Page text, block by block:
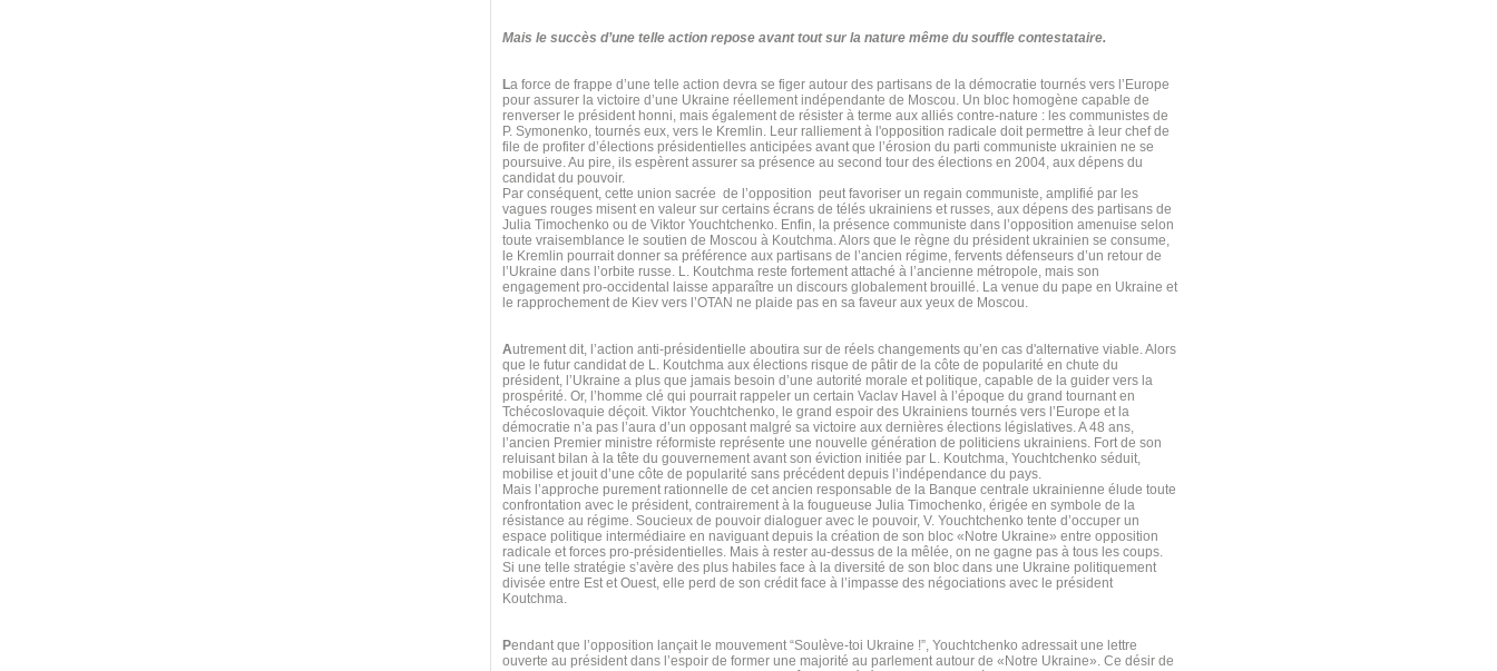
Mais le succès d’une telle action repose avant tout sur la nature même du souffle contestataire.
La force de frappe d’une telle action devra se figer autour des partisans de la démocratie tournés vers l’Europe
pour assurer la victoire d’une Ukraine réellement indépendante de Moscou. Un bloc homogène capable de
renverser le président honni, mais également de résister à terme aux alliés contre-nature : les communistes de
P. Symonenko, tournés eux, vers le Kremlin. Leur ralliement à l'opposition radicale doit permettre à leur chef de
file de profiter d’élections présidentielles anticipées avant que l’érosion du parti communiste ukrainien ne se
poursuive. Au pire, ils espèrent assurer sa présence au second tour des élections en 2004, aux dépens du
candidat du pouvoir.
Par conséquent, cette union sacrée de l’opposition peut favoriser un regain communiste, amplifié par les
vagues rouges misent en valeur sur certains écrans de télés ukrainiens et russes, aux dépens des partisans de
Julia Timochenko ou de Viktor Youchtchenko. Enfin, la présence communiste dans l’opposition amenuise selon
toute vraisemblance le soutien de Moscou à Koutchma. Alors que le règne du président ukrainien se consume,
le Kremlin pourrait donner sa préférence aux partisans de l’ancien régime, fervents défenseurs d’un retour de
l’Ukraine dans l’orbite russe. L. Koutchma reste fortement attaché à l’ancienne métropole, mais son
engagement pro-occidental laisse apparaître un discours globalement brouillé. La venue du pape en Ukraine et
le rapprochement de Kiev vers l’OTAN ne plaide pas en sa faveur aux yeux de Moscou.
Autrement dit, l’action anti-présidentielle aboutira sur de réels changements qu’en cas d'alternative viable. Alors
que le futur candidat de L. Koutchma aux élections risque de pâtir de la côte de popularité en chute du
président, l’Ukraine a plus que jamais besoin d’une autorité morale et politique, capable de la guider vers la
prospérité. Or, l’homme clé qui pourrait rappeler un certain Vaclav Havel à l’époque du grand tournant en
Tchécoslovaquie déçoit. Viktor Youchtchenko, le grand espoir des Ukrainiens tournés vers l’Europe et la
démocratie n’a pas l’aura d’un opposant malgré sa victoire aux dernières élections législatives. A 48 ans,
l’ancien Premier ministre réformiste représente une nouvelle génération de politiciens ukrainiens. Fort de son
reluisant bilan à la tête du gouvernement avant son éviction initiée par L. Koutchma, Youchtchenko séduit,
mobilise et jouit d’une côte de popularité sans précédent depuis l’indépendance du pays.
Mais l’approche purement rationnelle de cet ancien responsable de la Banque centrale ukrainienne élude toute
confrontation avec le président, contrairement à la fougueuse Julia Timochenko, érigée en symbole de la
résistance au régime. Soucieux de pouvoir dialoguer avec le pouvoir, V. Youchtchenko tente d’occuper un
espace politique intermédiaire en naviguant depuis la création de son bloc «Notre Ukraine» entre opposition
radicale et forces pro-présidentielles. Mais à rester au-dessus de la mêlée, on ne gagne pas à tous les coups.
Si une telle stratégie s’avère des plus habiles face à la diversité de son bloc dans une Ukraine politiquement
divisée entre Est et Ouest, elle perd de son crédit face à l’impasse des négociations avec le président
Koutchma.
Pendant que l’opposition lançait le mouvement “Soulève-toi Ukraine !”, Youchtchenko adressait une lettre
ouverte au président dans l’espoir de former une majorité au parlement autour de «Notre Ukraine». Ce désir de